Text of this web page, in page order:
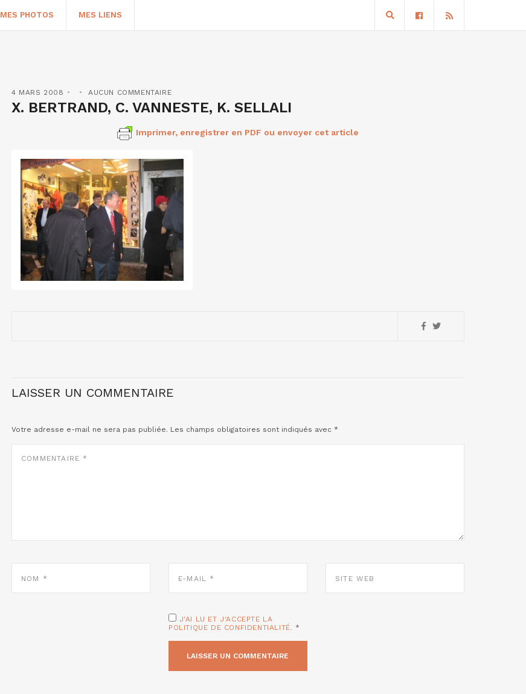
MES PHOTOS MES LIENS
4 MARS 2008 AUCUN COMMENTAIRE
X. BERTRAND, C. VANNESTE, K. SELLALI
Imprimer, enregistrer en PDF ou envoyer cet article
LAISSER UN COMMENTAIRE
Votre adresse e-mail ne sera pas publiée. Les champs obligatoires sont indiqués avec *
COMMENTAIRE
NOM
E-
MAIL
SITE
WEB
J'AI LU ET J'ACCEPTE LA
POLITIQUE DE CONFIDENTIALITÉ. *